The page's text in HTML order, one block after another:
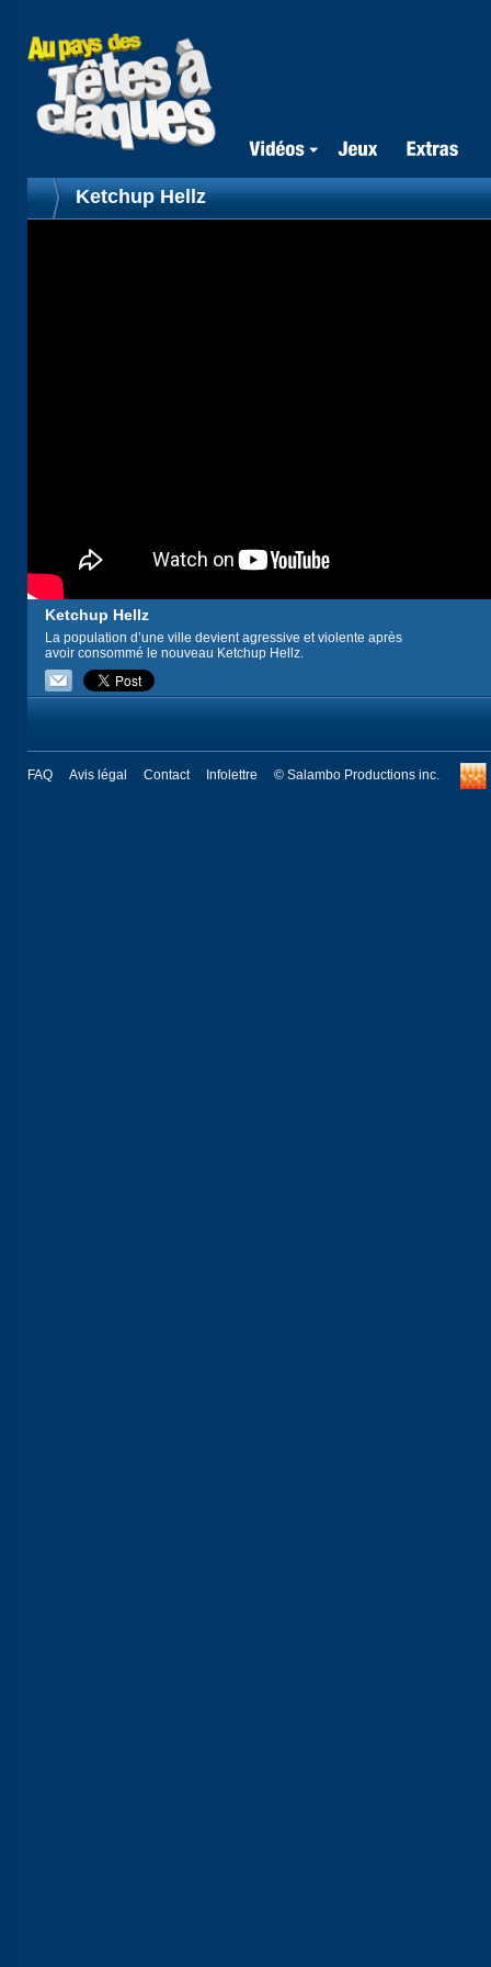
Ketchup Hellz
Ketchup Hellz
La population d’une ville devient agressive et violente après
avoir consommé le nouveau Ketchup Hellz.
FAQ Avis légal Contact Infolettre © Salambo Productions inc.